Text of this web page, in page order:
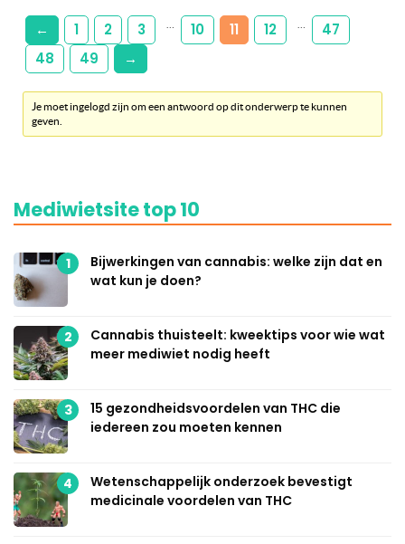
← 1 2 3 10 11 12
47
48
49 →
Je moet ingelogd zijn om een antwoord op dit onderwerp te kunnen
geven.
Mediwietsite top 10
1
Bijwerkingen van cannabis: welke zijn dat en
wat kun je doen?
2
Cannabis thuisteelt: kweektips voor wie wat
meer mediwiet nodig heeft
3
15 gezondheidsvoordelen van THC die
iedereen zou moeten kennen
4
Wetenschappelijk onderzoek bevestigt
medicinale voordelen van THC